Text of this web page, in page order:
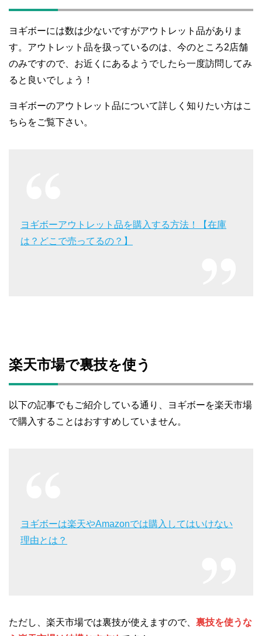
ヨギボーには数は少ないですがアウトレット品がありま
す。アウトレット品を扱っているのは、今のところ2店舗
のみですので、お近くにあるようでしたら一度訪問してみ
ると良いでしょう！
ヨギボーのアウトレット品について詳しく知りたい方はこ
ちらをご覧下さい。
ヨギボーアウトレット品を購入する方法！【在庫
は？どこで売ってるの？】
楽天市場で裏技を使う
以下の記事でもご紹介している通り、ヨギボーを楽天市場
で購入することはおすすめしていません。
ヨギボーは楽天やAmazonでは購入してはいけない
理由とは？
ただし、楽天市場では裏技が使えますので、 裏技を使うな